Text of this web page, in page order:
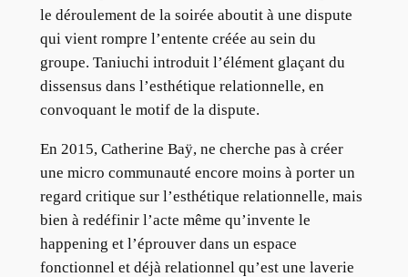
le déroulement de la soirée aboutit à une dispute
qui vient rompre l’entente créée au sein du
groupe. Taniuchi introduit l’élément glaçant du
dissensus dans l’esthétique relationnelle, en
convoquant le motif de la dispute.
En 2015, Catherine Baÿ, ne cherche pas à créer
une micro communauté encore moins à porter un
regard critique sur l’esthétique relationnelle, mais
bien à redéfinir l’acte même qu’invente le
happening et l’éprouver dans un espace
fonctionnel et déjà relationnel qu’est une laverie